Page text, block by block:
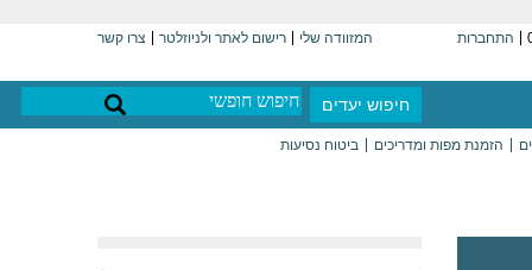
התחברות המזוודה שלי רישום לאתר ולניוזלטר צרו קשר
חיפוש יעדים
הזמנת מפות ומדריכים ביטוח נסיעות